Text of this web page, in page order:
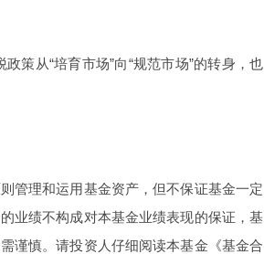
策从“培育市场”向“规范市场”的转身，也
管理和运用基金资产，但不保证基金一定
业绩不构成对本基金业绩表现的保证，基
谨慎。请投资人仔细阅读本基金《基金合